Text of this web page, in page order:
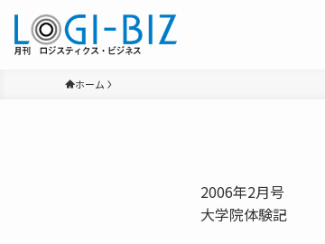
ホーム
2006年2月号
大学院体験記